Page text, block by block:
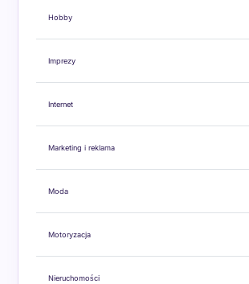
Hobby
Imprezy
Internet
Marketing i reklama
Moda
Motoryzacja
Nieruchomości